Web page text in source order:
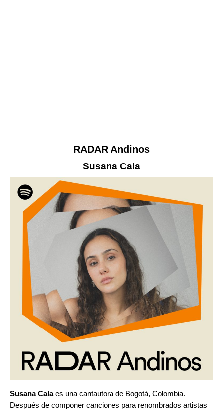
RADAR Andinos
Susana Cala
Susana Calaes una cantautora de Bogotá, Colombia.
Después de componer canciones para renombrados artistas